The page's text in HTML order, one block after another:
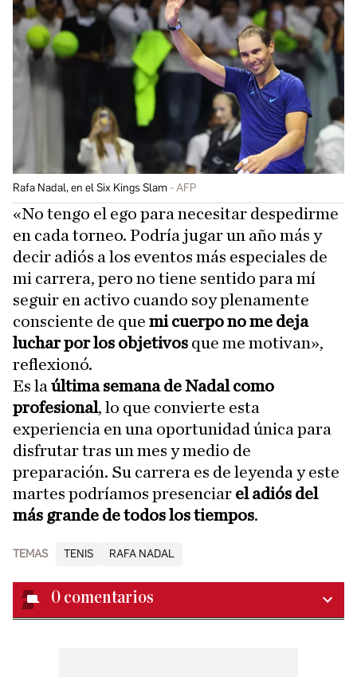
Rafa Nadal, en el Six Kings Slam AFP
«No tengo el ego para necesitar despedirme
en cada torneo. Podría jugar un año más y
decir adiós a los eventos más especiales de
mi carrera, pero no tiene sentido para mí
seguir en activo cuando soy plenamente
consciente de que mi cuerpo no me deja
luchar por los objetivos que me motivan»,
reflexionó.
Es la última semana de Nadal como
profesional, lo que convierte esta
experiencia en una oportunidad única para
disfrutar tras un mes y medio de
preparación. Su carrera es de leyenda y este
martes podríamos presenciar el adiós del
más grande de todos los tiempos.
TEMAS TENIS RAFA NADAL
0 comentarios